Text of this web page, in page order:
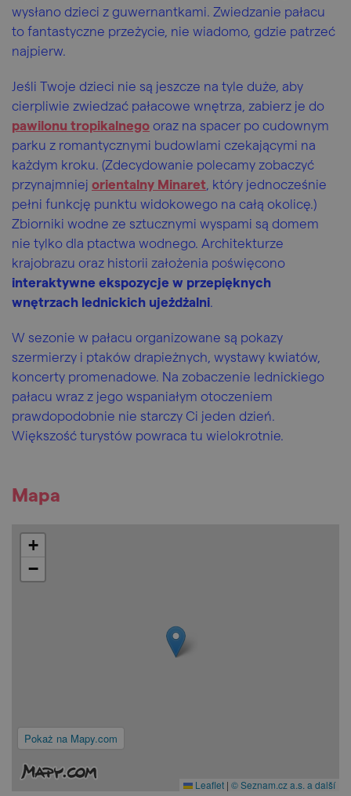
wysłano dzieci z guwernantkami. Zwiedzanie pałacu
to fantastyczne przeżycie, nie wiadomo, gdzie patrzeć
najpierw.
Jeśli Twoje dzieci nie są jeszcze na tyle duże, aby
cierpliwie zwiedzać pałacowe wnętrza, zabierz je do
pawilonu tropikalnego oraz na spacer po cudownym
parku z romantycznymi budowlami czekającymi na
każdym kroku. (Zdecydowanie polecamy zobaczyć
przynajmniej orientalny Minaret , który jednocześnie
pełni funkcję punktu widokowego na całą okolicę.)
Zbiorniki wodne ze sztucznymi wyspami są domem
nie tylko dla ptactwa wodnego. Architekturze
krajobrazu oraz historii założenia poświęcono
interaktywne ekspozycje w przepięknych
wnętrzach lednickich ujeżdżalni.
W sezonie w pałacu organizowane są pokazy
szermierzy i ptaków drapieżnych, wystawy kwiatów,
koncerty promenadowe. Na zobaczenie lednickiego
pałacu wraz z jego wspaniałym otoczeniem
prawdopodobnie nie starczy Ci jeden dzień.
Większość turystów powraca tu wielokrotnie.
Mapa
Pokaż na Mapy.com
+
−
Leaflet | © Seznam.cz a.s. a další